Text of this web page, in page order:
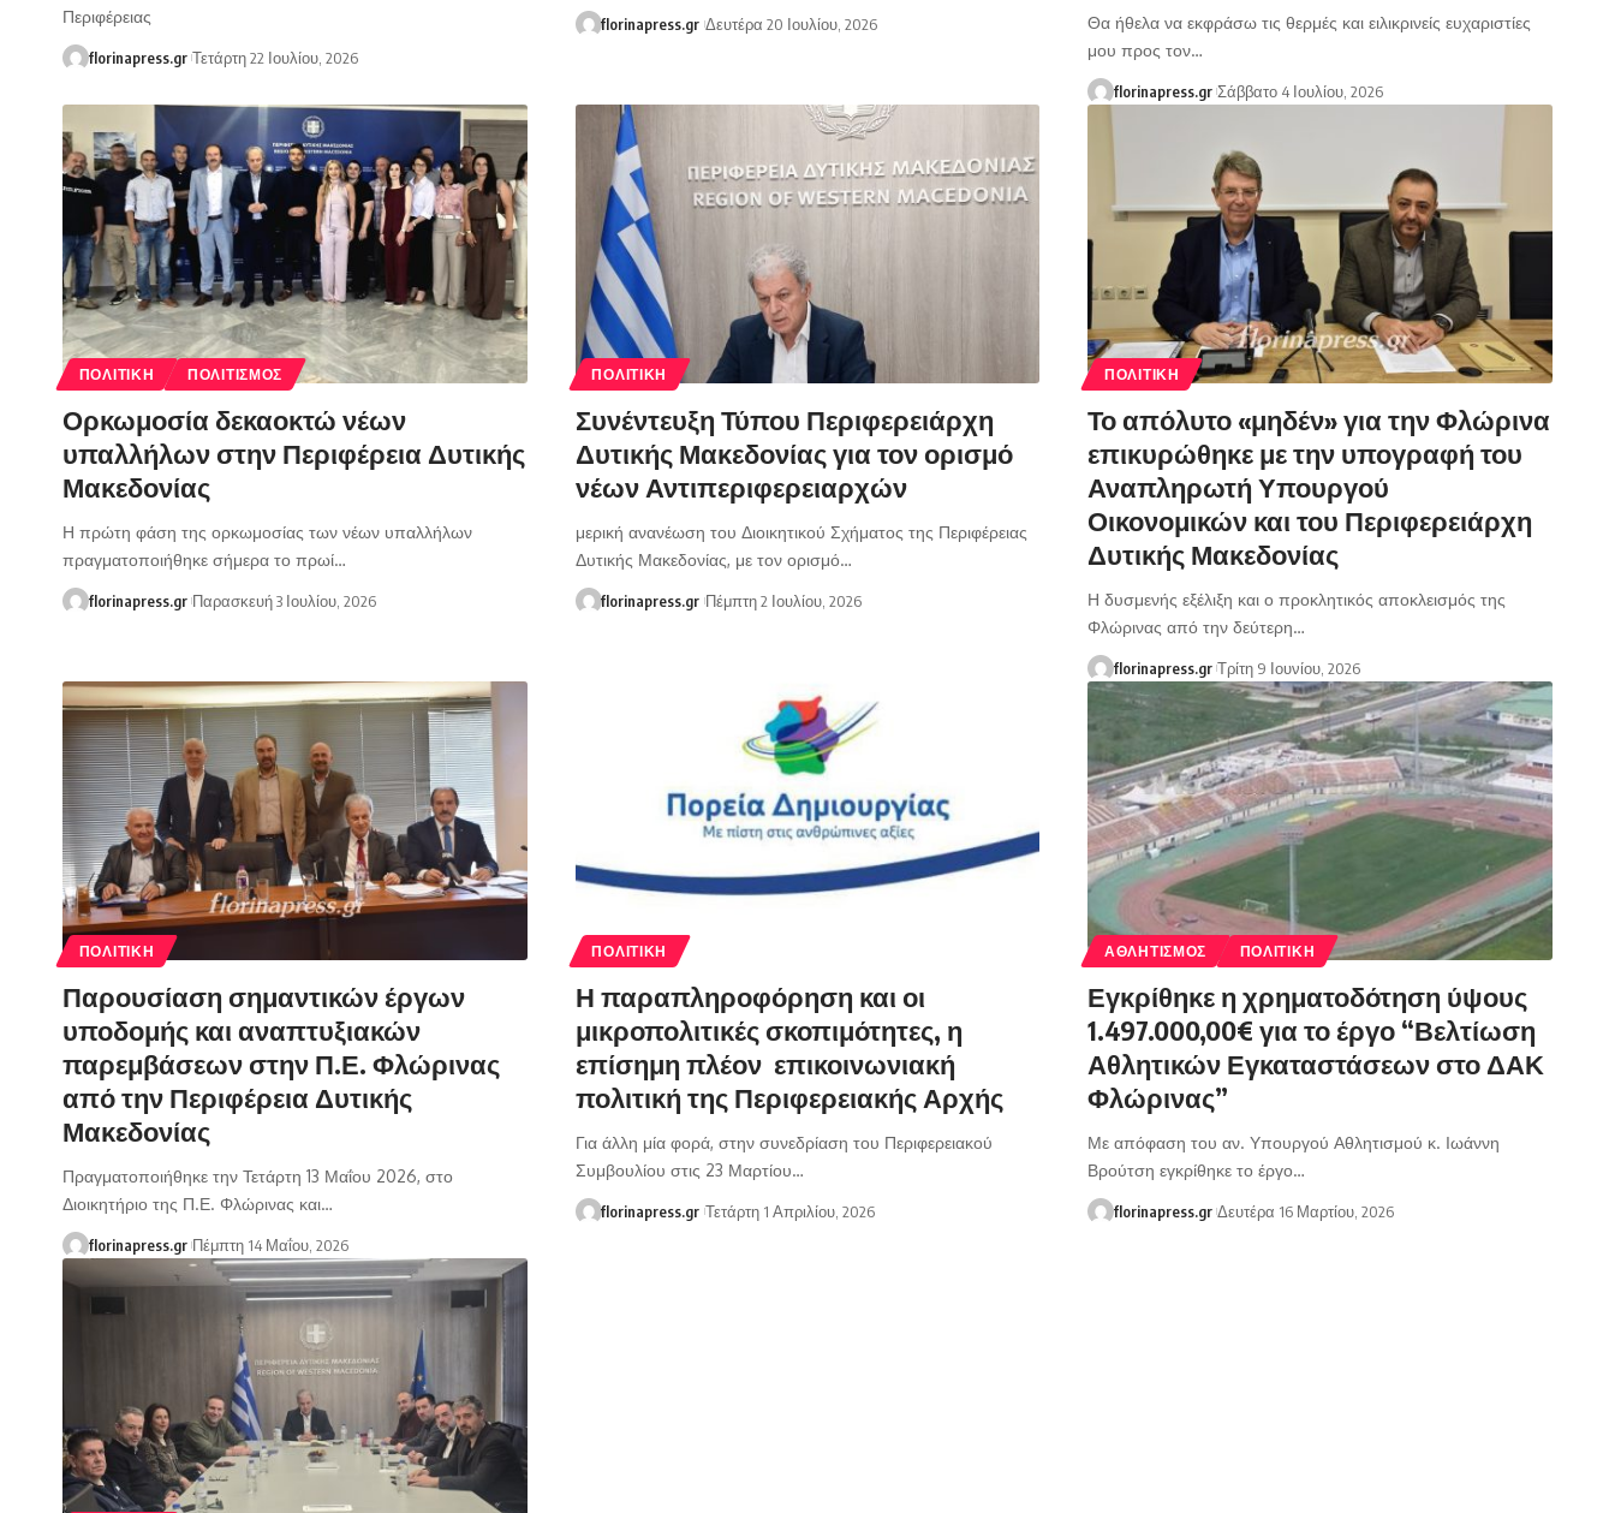
Περιφέρειας
florinapress.gr Τετάρτη 22 Ιουλίου, 2026
florinapress.gr Δευτέρα 20 Ιουλίου, 2026
Θα ήθελα να εκφράσω τις θερμές και ειλικρινείς ευχαριστίες
μου προς τον…
florinapress.gr Σάββατο 4 Ιουλίου, 2026
ΠΟΛΙΤΙΚΉ ΠΟΛΙΤΙΣΜΌΣ
Ορκωμοσία δεκαοκτώ νέων
υπαλλήλων στην Περιφέρεια Δυτικής
Μακεδονίας
Η πρώτη φάση της ορκωμοσίας των νέων υπαλλήλων
πραγματοποιήθηκε σήμερα το πρωί…
florinapress.gr Παρασκευή 3 Ιουλίου, 2026
ΠΟΛΙΤΙΚΉ
Συνέντευξη Τύπου Περιφερειάρχη
Δυτικής Μακεδονίας για τον ορισμό
νέων Αντιπεριφερειαρχών
μερική ανανέωση του Διοικητικού Σχήματος της Περιφέρειας
Δυτικής Μακεδονίας, με τον ορισμό…
florinapress.gr Πέμπτη 2 Ιουλίου, 2026
ΠΟΛΙΤΙΚΉ
Το απόλυτο «μηδέν» για την Φλώρινα
επικυρώθηκε με την υπογραφή του
Αναπληρωτή Υπουργού
Οικονομικών και του Περιφερειάρχη
Δυτικής Μακεδονίας
Η δυσμενής εξέλιξη και ο προκλητικός αποκλεισμός της
Φλώρινας από την δεύτερη…
florinapress.gr Τρίτη 9 Ιουνίου, 2026
ΠΟΛΙΤΙΚΉ
Παρουσίαση σημαντικών έργων
υποδομής και αναπτυξιακών
παρεμβάσεων στην Π.Ε. Φλώρινας
από την Περιφέρεια Δυτικής
Μακεδονίας
Πραγματοποιήθηκε την Τετάρτη 13 Μαΐου 2026, στο
Διοικητήριο της Π.Ε. Φλώρινας και…
florinapress.gr Πέμπτη 14 Μαΐου, 2026
ΠΟΛΙΤΙΚΉ
Η παραπληροφόρηση και οι
μικροπολιτικές σκοπιμότητες, η
επίσημη πλέον επικοινωνιακή
πολιτική της Περιφερειακής Αρχής
Για άλλη μία φορά, στην συνεδρίαση του Περιφερειακού
Συμβουλίου στις 23 Μαρτίου…
florinapress.gr Τετάρτη 1 Απριλίου, 2026
ΑΘΛΗΤΙΣΜΌΣ ΠΟΛΙΤΙΚΉ
Εγκρίθηκε η χρηματοδότηση ύψους
1.497.000,00€ για το έργο “Βελτίωση
Αθλητικών Εγκαταστάσεων στο ΔΑΚ
Φλώρινας”
Με απόφαση του αν. Υπουργού Αθλητισμού κ. Ιωάννη
Βρούτση εγκρίθηκε το έργο…
florinapress.gr Δευτέρα 16 Μαρτίου, 2026